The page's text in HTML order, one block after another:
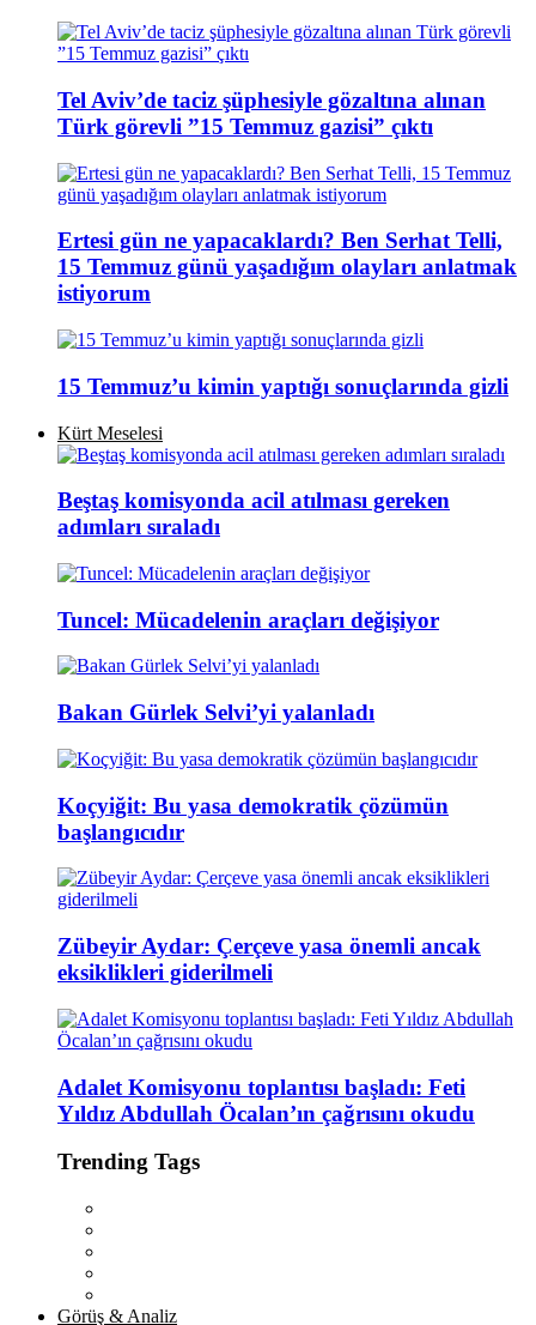
Tel Aviv’de taciz şüphesiyle gözaltına alınan
Türk görevli ”15 Temmuz gazisi” çıktı
Ertesi gün ne yapacaklardı? Ben Serhat Telli,
15 Temmuz günü yaşadığım olayları anlatmak
istiyorum
15 Temmuz’u kimin yaptığı sonuçlarında gizli
Kürt Meselesi
Beştaş komisyonda acil atılması gereken
adımları sıraladı
Tuncel: Mücadelenin araçları değişiyor
Bakan Gürlek Selvi’yi yalanladı
Koçyiğit: Bu yasa demokratik çözümün
başlangıcıdır
Zübeyir Aydar: Çerçeve yasa önemli ancak
eksiklikleri giderilmeli
Adalet Komisyonu toplantısı başladı: Feti
Yıldız Abdullah Öcalan’ın çağrısını okudu
Trending Tags
Görüş & Analiz